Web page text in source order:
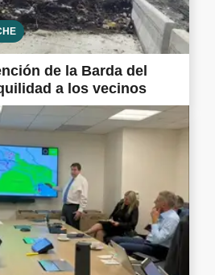
de la Barda del
a los vecinos